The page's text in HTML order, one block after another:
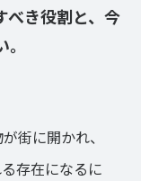
べき役割と、今
街に開かれ、
存在になるに